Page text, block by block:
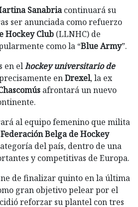
Sanabriacontinuará su
ser anunciada como refuerzo
Hockey Club (LLNHC) de
como la “Blue Army”.
en elhockey universitario de
enDrexel, la ex
afrontará un nuevo
al equipo femenino que milita
Federación Belga de Hockey
del país, dentro de una
y competitivas de Europa.
de finalizar quinto en la última
gran objetivo pelear por el
reforzar su plantel con tres